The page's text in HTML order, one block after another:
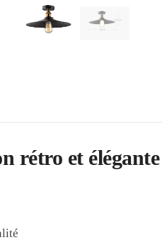
rétro et